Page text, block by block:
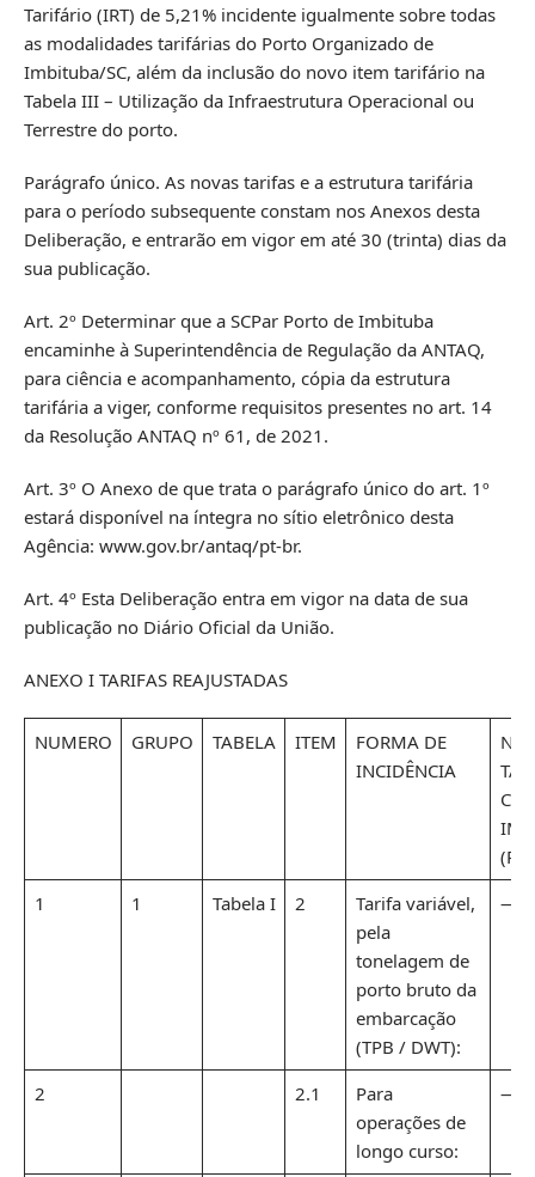
Tarifário (IRT) de 5,21% incidente igualmente sobre todas
as modalidades tarifárias do Porto Organizado de
Imbituba/SC, além da inclusão do novo item tarifário na
Tabela III – Utilização da Infraestrutura Operacional ou
Terrestre do porto.
Parágrafo único. As novas tarifas e a estrutura tarifária
para o período subsequente constam nos Anexos desta
Deliberação, e entrarão em vigor em até 30 (trinta) dias da
sua publicação.
Art. 2º Determinar que a SCPar Porto de Imbituba
encaminhe à Superintendência de Regulação da ANTAQ,
para ciência e acompanhamento, cópia da estrutura
tarifária a viger, conforme requisitos presentes no art. 14
da Resolução ANTAQ nº 61, de 2021.
Art. 3º O Anexo de que trata o parágrafo único do art. 1º
estará disponível na íntegra no sítio eletrônico desta
Agência: www.gov.br/antaq/pt-br.
Art. 4º Esta Deliberação entra em vigor na data de sua
publicação no Diário Oficial da União.
ANEXO I TARIFAS REAJUSTADAS
NUMERO GRUPO TABELA ITEM
FORMA DE
INCIDÊNCIA
(R$)
1
1 Tabela I 2
Tarifa variável,
pela
tonelagem de
porto bruto da
embarcação
(TPB / DWT):
—
2 2.1
Para
operações de
longo curso:
—